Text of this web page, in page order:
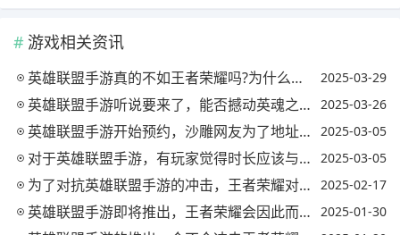
游戏相关资讯
英雄联盟手游真的不如王者荣耀吗?为什么玩的人越来越少了呢?(为什么感觉英雄联盟手游不如王者荣耀好玩) 2025-03-29
英雄联盟手游听说要来了，能否撼动英魂之刃的统治地位?(lol手游是英魂之刃吗) 2025-03-26
英雄联盟手游开始预约，沙雕网友为了地址不择手段，你们预约贴膜了么? 2025-03-05
对于英雄联盟手游，有玩家觉得时长应该与端游一样，有的则觉得15分速成适合，你认为呢? 2025-03-05
为了对抗英雄联盟手游的冲击，王者荣耀对主播下发了壁垒合约，不签锁流量，你? 2025-02-17
英雄联盟手游即将推出，王者荣耀会因此而凉掉吗?(英雄联盟手游会取代王者吗) 2025-01-30